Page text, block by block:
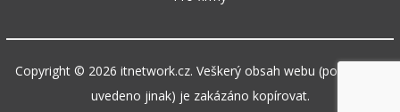
Copyright © 2026 itnetwork.cz. Veškerý obsah webu (pokud není
uvedeno jinak) je zakázáno kopírovat.